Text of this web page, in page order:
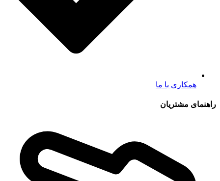
همکاری با ما
راهنمای مشتریان